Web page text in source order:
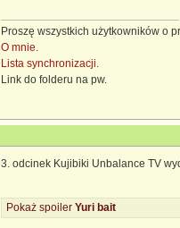
Proszę wszystkich użytkowników o
O mnie.
Lista synchronizacji.
Link do folderu na pw.
3. odcinek Kujibiki Unbalance TV
Pokaż spoiler Yuri bait